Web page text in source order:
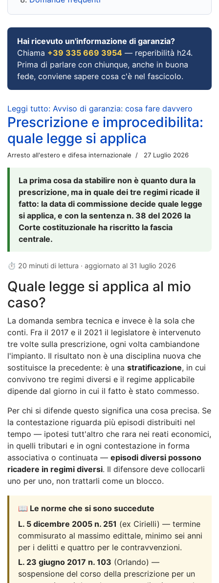
Hai ricevuto un'informazione di garanzia?
Chiama +39 335 669 3954 — reperibilità h24.
Prima di parlare con chiunque, anche in buona
fede, conviene sapere cosa c'è nel fascicolo.
Leggi tutto: Avviso di garanzia: cosa fare davvero
Prescrizione e improcedibilita:
quale legge si applica
Arresto all'estero e difesa internazionale 27 Luglio 2026
La prima cosa da stabilire non è quanto dura la
prescrizione, ma in quale dei tre regimi ricade il
fatto: la data di commissione decide quale legge
si applica, e con la sentenza n. 38 del 2026 la
Corte costituzionale ha riscritto la fascia
centrale.
⏱ 20 minuti di lettura · aggiornato al 31 luglio 2026
Quale legge si applica al mio
caso?
La domanda sembra tecnica e invece è la sola che
conti. Fra il 2017 e il 2021 il legislatore è intervenuto
tre volte sulla prescrizione, ogni volta cambiandone
l'impianto. Il risultato non è una disciplina nuova che
sostituisce la precedente: è una stratificazione, in cui
convivono tre regimi diversi e il regime applicabile
dipende dal giorno in cui il fatto è stato commesso.
Per chi si difende questo significa una cosa precisa. Se
la contestazione riguarda più episodi distribuiti nel
tempo — ipotesi tutt'altro che rara nei reati economici,
in quelli tributari e in ogni contestazione in forma
associativa o continuata — episodi diversi possono
ricadere in regimi diversi. Il difensore deve collocarli
uno per uno, non trattarli come un blocco.
📖 Le norme che si sono succedute
L. 5 dicembre 2005 n. 251 (ex Cirielli) — termine
commisurato al massimo edittale, minimo sei anni
per i delitti e quattro per le contravvenzioni.
L. 23 giugno 2017 n. 103 (Orlando) —
sospensione del corso della prescrizione per un